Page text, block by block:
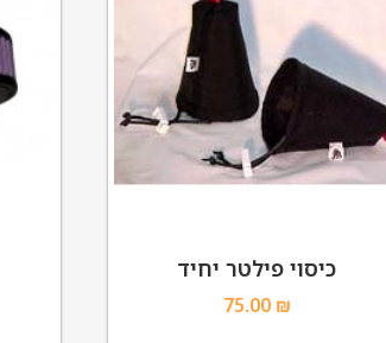
כיסוי פילטר יחיד
75.00 ₪